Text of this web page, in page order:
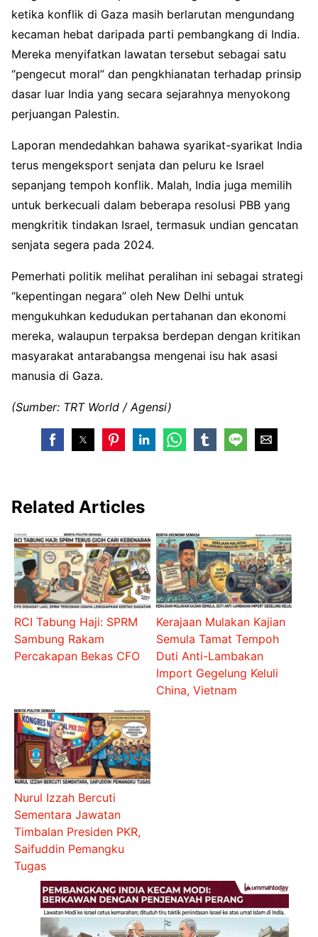
ketika konflik di Gaza masih berlarutan mengundang
kecaman hebat daripada parti pembangkang di India.
Mereka menyifatkan lawatan tersebut sebagai satu
“pengecut moral” dan pengkhianatan terhadap prinsip
dasar luar India yang secara sejarahnya menyokong
perjuangan Palestin.
Laporan mendedahkan bahawa syarikat-syarikat India
terus mengeksport senjata dan peluru ke Israel
sepanjang tempoh konflik. Malah, India juga memilih
untuk berkecuali dalam beberapa resolusi PBB yang
mengkritik tindakan Israel, termasuk undian gencatan
senjata segera pada 2024.
Pemerhati politik melihat peralihan ini sebagai strategi
“kepentingan negara” oleh New Delhi untuk
mengukuhkan kedudukan pertahanan dan ekonomi
mereka, walaupun terpaksa berdepan dengan kritikan
masyarakat antarabangsa mengenai isu hak asasi
manusia di Gaza.
(Sumber: TRT World / Agensi)
Related Articles
RCI Tabung Haji: SPRM
Sambung Rakam
Percakapan Bekas CFO
Kerajaan Mulakan Kajian
Semula Tamat Tempoh
Duti Anti-Lambakan
Import Gegelung Keluli
China, Vietnam
Nurul Izzah Bercuti
Sementara Jawatan
Timbalan Presiden PKR,
Saifuddin Pemangku
Tugas